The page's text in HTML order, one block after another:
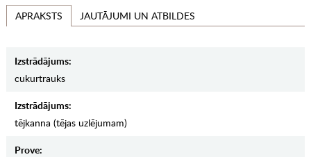
APRAKSTS JAUTĀJUMI UN ATBILDES
Izstrādājums:
cukurtrauks
Izstrādājums:
tējkanna (tējas uzlējumam)
Prove: